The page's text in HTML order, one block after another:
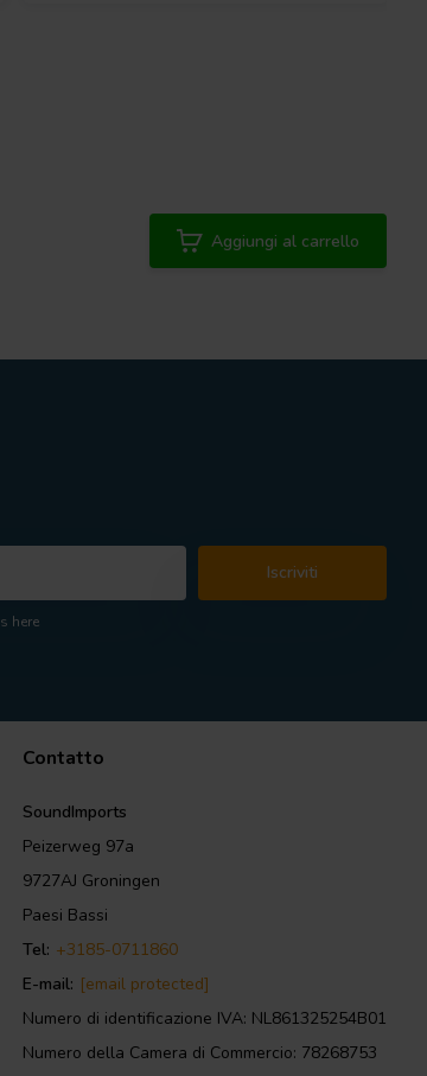
Aggiungi al carrello
Iscriviti
here
Contatto
SoundImports
Peizerweg 97a
9727AJ Groningen
Paesi Bassi
Tel: +3185-0711860
E-mail: [email protected]
Numero di identificazione IVA: NL861325254B01
Numero della Camera di Commercio: 78268753